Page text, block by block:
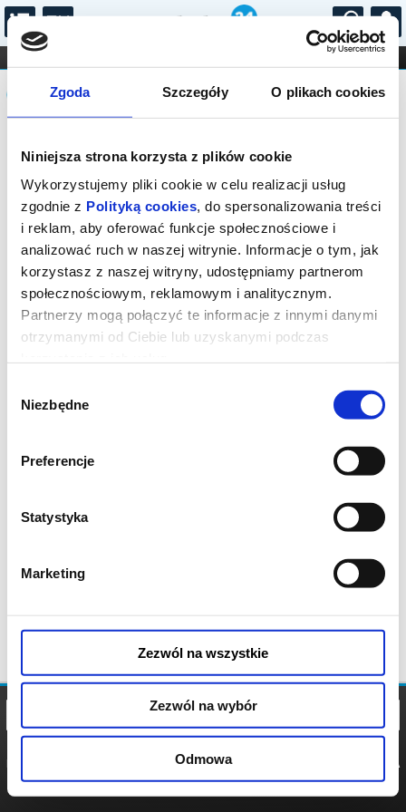
Zgoda Szczegóły O plikach cookies
Niniejsza strona korzysta z plików cookie
Wykorzystujemy pliki cookie w celu realizacji usług
zgodnie z Polityką cookies, do spersonalizowania treści
i reklam, aby oferować funkcje społecznościowe i
analizować ruch w naszej witrynie. Informacje o tym, jak
korzystasz z naszej witryny, udostępniamy partnerom
społecznościowym, reklamowym i analitycznym.
Partnerzy mogą połączyć te informacje z innymi danymi
otrzymanymi od Ciebie lub uzyskanymi podczas
zgody
Niezbędne
Preferencje
Statystyka
Marketing
Zezwól na wszystkie
Zezwól na wybór
Odmowa
...
FILHARMONIA OPERA I BALET
STAND-UP
DLA DZIECI
Komunikat
Sprzedaż biletów on-line na wydarzenie
została zakończona.
POLITYKA
POLITYKA